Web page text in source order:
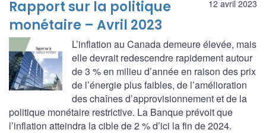
12 avril 2023
Rapport sur la politique
monétaire – Avril 2023
L’inflation au Canada demeure élevée, mais
elle devrait redescendre rapidement autour
de 3 % en milieu d’année en raison des prix
de l’énergie plus faibles, de l’amélioration
des chaînes d’approvisionnement et de la
politique monétaire restrictive. La Banque prévoit que
l’inflation atteindra la cible de 2 % d’ici la fin de 2024.